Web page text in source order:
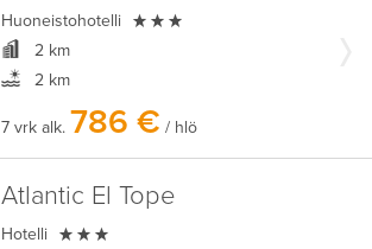
Huoneistohotelli 
2 km
2 km
7 vrk alk. 786 € / hlö
Atlantic El Tope
Hotelli 